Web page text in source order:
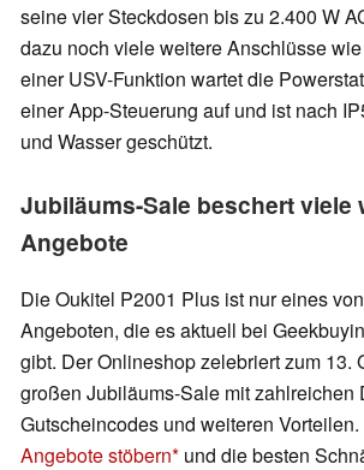
seine vier Steckdosen bis zu 2.400 W
dazu noch viele weitere Anschlüsse
einer USV-Funktion wartet die
einer App-Steuerung auf und ist nach
und Wasser geschützt.
Jubiläums-Sale beschert viele
Angebote
Die Oukitel P2001 Plus ist nur eines
Angeboten, die es aktuell bei
gibt. Der Onlineshop zelebriert zum 13.
großen Jubiläums-Sale mit zahlreichen
Gutscheincodes und weiteren
Angebote stöbern und die besten